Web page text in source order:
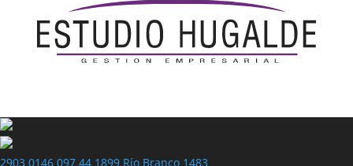
2903 0146 097 44 1899 Río Branco 1483